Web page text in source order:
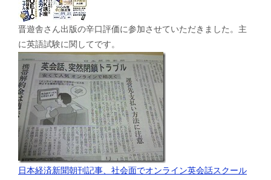
晋遊舎さん出版の辛口評価に参加させていただきました。主
に英語試験に関してです。
日本経済新聞朝刊記事、社会面でオンライン英会話スクール